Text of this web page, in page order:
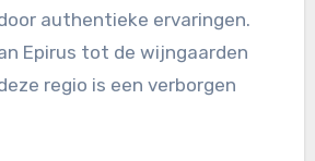
authentieke ervaringen.
Epirus tot de wijngaarden
regio is een verborgen